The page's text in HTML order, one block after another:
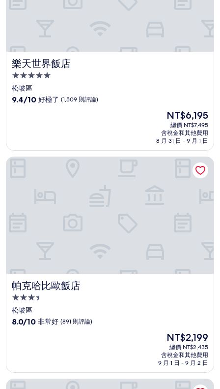
樂天世界飯店
樂天世界飯店
5.0
星
級
松坡區
9.4
好
極
9.4/10 好極了 (1,509 則評論)
現
在
價
格
為
NT$6,195
NT$6,195
總價 NT$7,495
含稅金和其他費用
8 月 31 日 - 9 月 1 日
帕克哈比歐飯店
帕克哈比歐飯店
3.5
星
級
松坡區
8.0
非
常
8.0/10 非常好 (891 則評論)
現
在
價
格
為
NT$2,199
NT$2,199
總價 NT$2,435
含稅金和其他費用
9 月 1 日 - 9 月 2 日
帕克哈比歐飯店
首爾蠶室 Orosie 飯店